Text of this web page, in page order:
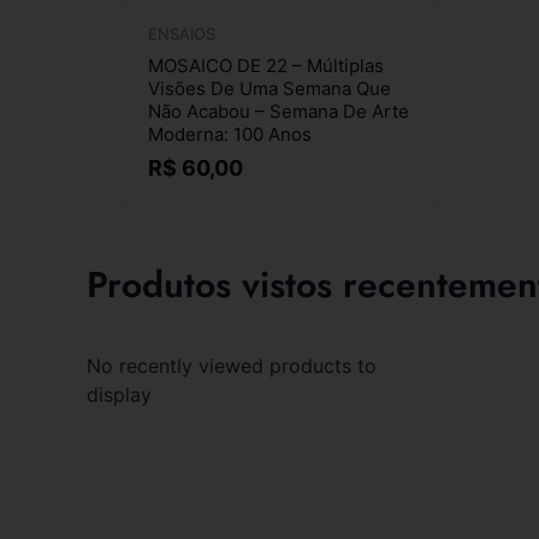
ENSAIOS
MOSAICO DE 22 – Múltiplas
Visões De Uma Semana Que
Não Acabou – Semana De Arte
Moderna: 100 Anos
R$ 60,00
Produtos vistos
No recently viewed products to
display